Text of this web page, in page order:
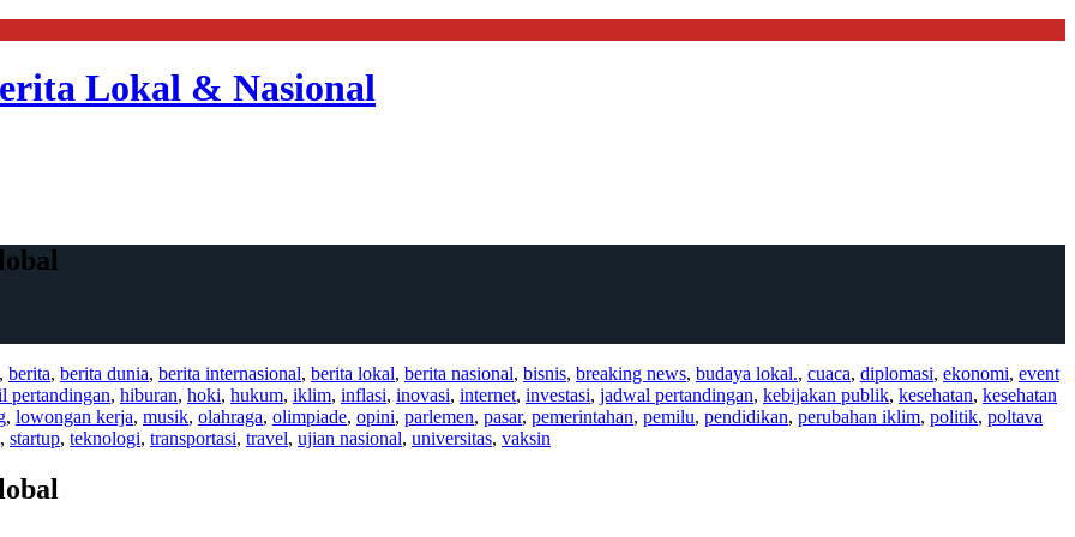
Lokal & Nasional
, berita, berita dunia, berita internasional, berita lokal, berita nasional, bisnis, breaking news, budaya lokal., cuaca, diplomasi, ekonomi, event
pertandingan, hiburan, hoki, hukum, iklim, inflasi, inovasi, internet, investasi, jadwal pertandingan, kebijakan publik, kesehatan, kesehatan
, lowongan kerja, musik, olahraga, olimpiade, opini, parlemen, pasar, pemerintahan, pemilu, pendidikan, perubahan iklim, politik, poltava
, startup, teknologi, transportasi, travel, ujian nasional, universitas, vaksin